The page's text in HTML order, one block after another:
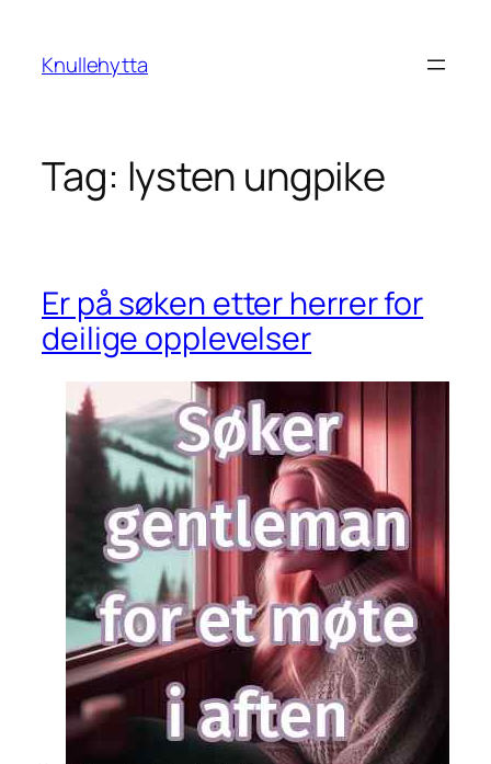
content
Knullehytta
Tag: lysten ungpike
Er på søken etter herrer for
deilige opplevelser